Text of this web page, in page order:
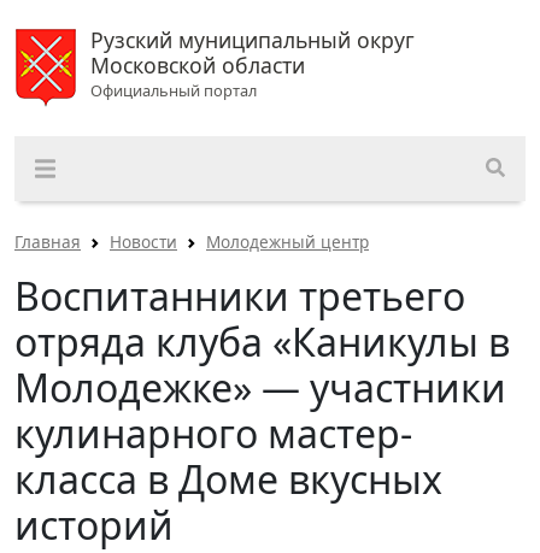
Рузский муниципальный округ
Московской области
Официальный портал
Главная Новости Молодежный центр
Воспитанники третьего
отряда клуба «Каникулы в
Молодежке» — участники
кулинарного мастер-
класса в Доме вкусных
историй